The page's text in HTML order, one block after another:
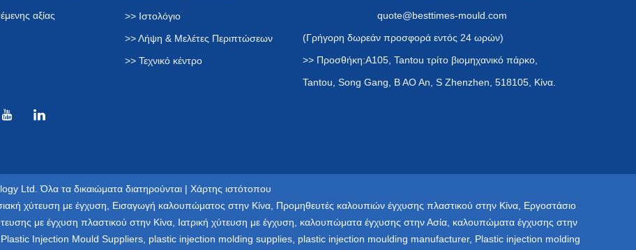
αξίας
>> Ιστολόγιο
>> Λήψη & Μελέτες Περιπτώσεων
>> Τεχνικό κέντρο
quote@besttimes-mould.com
(Γρήγορη δωρεάν προσφορά εντός 24 ωρών)
>> Προσθήκη:A105, Tantou τρίτο βιομηχανικό πάρκο,
Tantou, Song Gang, B AO An, S Zhenzhen, 518105, Κίνα.
Ltd. Όλα τα δικαιώματα διατηρούνται | Χάρτης ιστότοπου
χύτευση με έγχυση Εισαγωγή καλουπώματος στην Κίνα Προμηθευτές καλουπιών έγχυσης πλαστικού στην Κίνα Εργοστάσιο
με έγχυση πλαστικού στην Κίνα Ιατρική χύτευση με έγχυση καλουπώματα έγχυσης στην Ασία καλουπώματα έγχυσης στην
Plastic Injection Mould Suppliers plastic injection molding supplies plastic injection moulding manufacturer, Plastic injection molding